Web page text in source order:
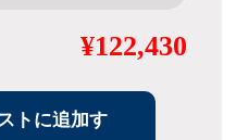
¥122,430
トに追加す